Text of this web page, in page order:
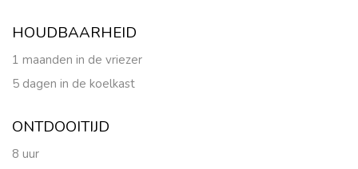
HOUDBAARHEID
1 maanden in de vriezer
5 dagen in de koelkast
ONTDOOITIJD
8 uur